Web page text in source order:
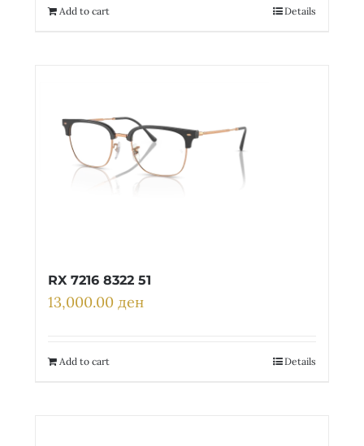
Add to cart Details
RX 7216 8322 51
13,000.00 ден
Add to cart Details